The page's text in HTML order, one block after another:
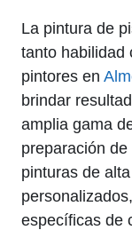
La pintura de
tanto habilidad
pintores en
brindar
amplia gama
preparación
pinturas de
específicas de